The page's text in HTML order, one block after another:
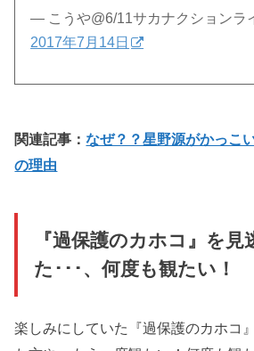
— こうや@6/11サカナクションラ
2017年7月14日
関連記事：なぜ？？星野源がかっこ
の理由
『過保護のカホコ』を見
た･･･、何度も観たい！
楽しみにしていた『過保護のカホコ